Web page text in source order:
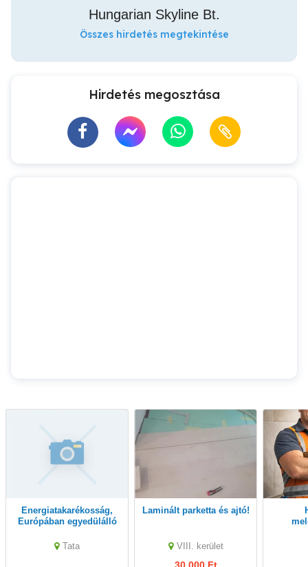
Hungarian Skyline Bt.
Összes hirdetés megtekintése
Hirdetés megosztása
Energiatakarékosság,
Európában egyedülálló
ablakszigetelési
Tata
Laminált parketta és ajtó!
VIII. kerület